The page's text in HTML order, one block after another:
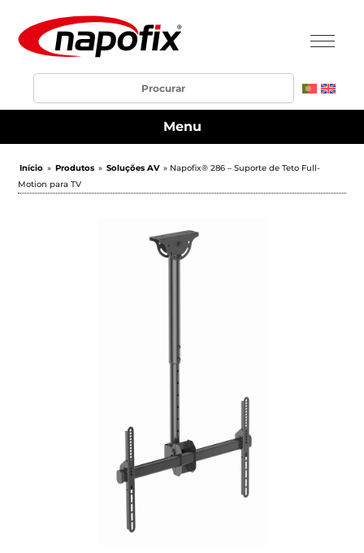
Menu
Início » Produtos » Soluções AV » Napofix® 286 – Suporte de Teto Full-
Motion para TV